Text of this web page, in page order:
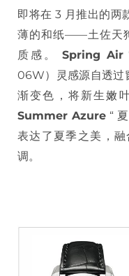
即将在 3 月推出的两
薄的和纸——土佐天
质感。Spring Air
06W）灵感源自透过
渐变色，将新生嫩
Summer Azure“
表达了夏季之美，
调。